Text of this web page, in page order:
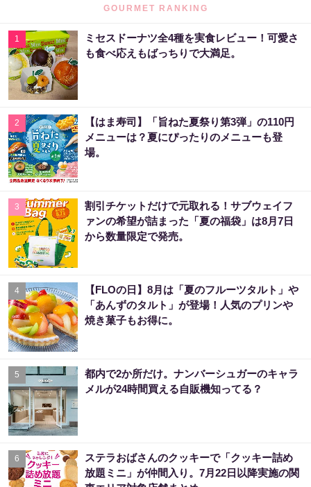
GOURMET RANKING
1
ミセスドーナツ全4種を実食レビュー！可愛さ
も食べ応えもばっちりで大満足。
2
【はま寿司】「旨ねた夏祭り第3弾」の110円
メニューは？夏にぴったりのメニューも登
場。
3
割引チケットだけで元取れる！サブウェイフ
ァンの希望が詰まった「夏の福袋」は8月7日
から数量限定で発売。
4
【FLOの日】8月は「夏のフルーツタルト」や
「あんずのタルト」が登場！人気のプリンや
焼き菓子もお得に。
5
都内で2か所だけ。ナンバーシュガーのキャラ
メルが24時間買える自販機知ってる？
6
ステラおばさんのクッキーで「クッキー詰め
放題ミニ」が仲間入り。7月22日以降実施の関